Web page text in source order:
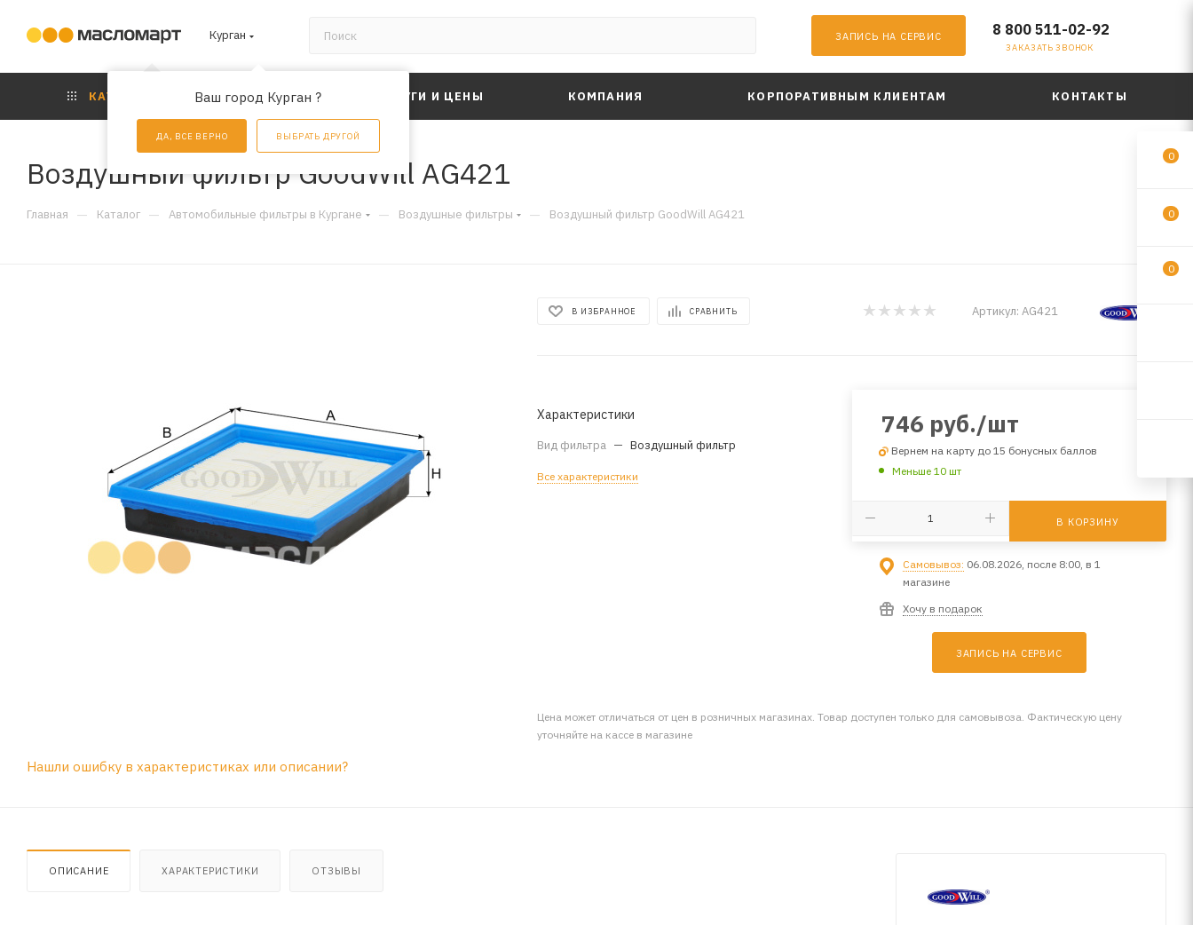
Курган
Ваш город Курган ?
ДА, ВСЕ ВЕРНО ВЫБРАТЬ ДРУГОЙ
ЗАПИСЬ НА СЕРВИС 8 800 511-02-92
ЗАКАЗАТЬ ЗВОНОК
КАТАЛОГ АКЦИИ УСЛУГИ И ЦЕНЫ КОМПАНИЯ КОРПОРАТИВНЫМ КЛИЕНТАМ КОНТАКТЫ
Воздушный фильтр GoodWill AG421
Главная — Каталог — Автомобильные фильтры в Кургане — Воздушные фильтры — Воздушный фильтр GoodWill AG421
В ИЗБРАННОЕ СРАВНИТЬ Артикул: AG421
Характеристики
Вид фильтра — Воздушный фильтр
Все характеристики
746 руб./шт
Вернем на карту до 15 бонусных баллов
Меньше 10 шт
В КОРЗИНУ
Самовывоз: 06.08.2026, после 8:00, в 1
магазине
Хочу в подарок
ЗАПИСЬ НА СЕРВИС
Цена может отличаться от цен в розничных магазинах. Товар доступен только для самовывоза. Фактическую цену
уточняйте на кассе в магазине
Нашли ошибку в характеристиках или описании?
ОПИСАНИЕ ХАРАКТЕРИСТИКИ ОТЗЫВЫ
0
0
0